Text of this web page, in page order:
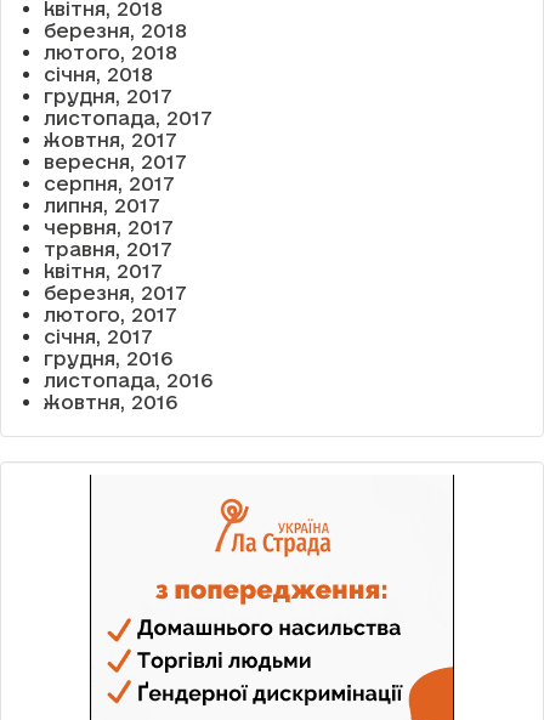
квітня, 2018
березня, 2018
лютого, 2018
січня, 2018
грудня, 2017
листопада, 2017
жовтня, 2017
вересня, 2017
серпня, 2017
липня, 2017
червня, 2017
травня, 2017
квітня, 2017
березня, 2017
лютого, 2017
січня, 2017
грудня, 2016
листопада, 2016
жовтня, 2016